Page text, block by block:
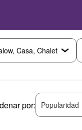
por: Popularidad